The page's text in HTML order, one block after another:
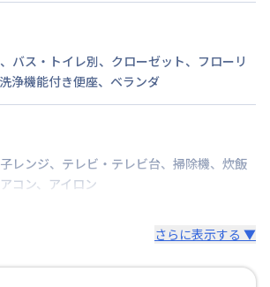
前までにご連絡いただければ、多く
金は日割りでご返金いたします。
、期間確定の契約となります。ご延
望に添えない場合がございます。
、 バス・トイレ別、 クローゼット、 フローリ
洗浄機能付き便座、 ベランダ
レンジ、 テレビ・テレビ台、 掃除機、 炊飯
コン、 アイロン
さらに表示する ▼